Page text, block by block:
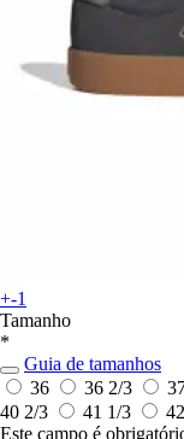
+-1
Tamanho
*
Guia de tamanhos
36
36 2/3
40 2/3
41 1/3 42
Este campo é